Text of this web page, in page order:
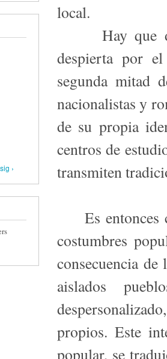
sig ›
local.
Hay que
despierta por
segunda mitad
nacionalistas y
de su propia
centros de
transmiten
Es entonces
costumbres
consecuencia
aislados
propios. Este
popular, se